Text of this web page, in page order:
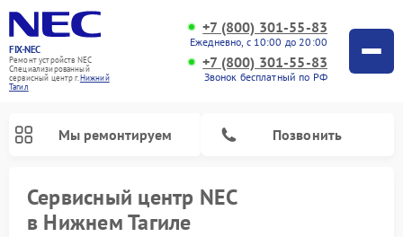
FIX-NEC
Ремонт устройств NEC
Специализированный
cервисный центр г.Нижний
Тагил
+7 (800) 301-55-83
Ежедневно, с 10:00 до 20:00
+7 (800) 301-55-83
Звонок бесплатный по РФ
Мы ремонтируем Позвонить
Сервисный центр NEC
в Нижнем Тагиле